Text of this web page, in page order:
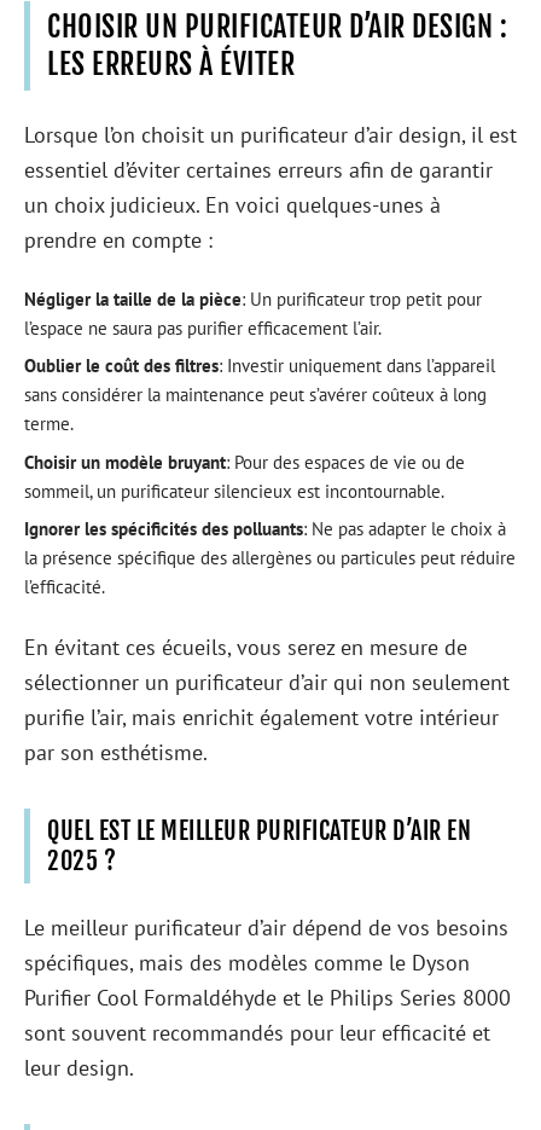
CHOISIR UN PURIFICATEUR D’AIR DESIGN :
LES ERREURS À ÉVITER
Lorsque l’on choisit un purificateur d’air design, il est
essentiel d’éviter certaines erreurs afin de garantir
un choix judicieux. En voici quelques-unes à
prendre en compte :
Négliger la taille de la pièce: Un purificateur trop petit pour
l’espace ne saura pas purifier efficacement l’air.
Oublier le coût des filtres: Investir uniquement dans l’appareil
sans considérer la maintenance peut s’avérer coûteux à long
terme.
Choisir un modèle bruyant: Pour des espaces de vie ou de
sommeil, un purificateur silencieux est incontournable.
Ignorer les spécificités des polluants: Ne pas adapter le choix à
la présence spécifique des allergènes ou particules peut réduire
l’efficacité.
En évitant ces écueils, vous serez en mesure de
sélectionner un purificateur d’air qui non seulement
purifie l’air, mais enrichit également votre intérieur
par son esthétisme.
QUEL EST LE MEILLEUR PURIFICATEUR D’AIR EN
2025 ?
Le meilleur purificateur d’air dépend de vos besoins
spécifiques, mais des modèles comme le Dyson
Purifier Cool Formaldéhyde et le Philips Series 8000
sont souvent recommandés pour leur efficacité et
leur design.